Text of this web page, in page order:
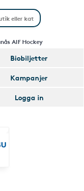
AIF Hockey
Biobiljetter
Kampanjer
Logga in